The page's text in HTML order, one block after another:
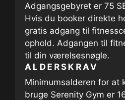
Adgangsgebyret er 75
Hvis du booker direkte
gratis adgang til
ophold. Adgangen til
til din værelsesnøgle.
ALDERSKRAV
Minimumsalderen for at
bruge Serenity Gym er